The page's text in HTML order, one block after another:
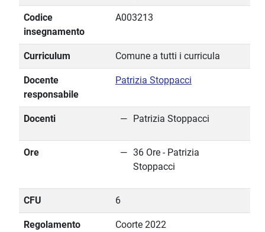
Codice
insegnamento
A003213
Curriculum Comune a tutti i curricula
Docente
responsabile
Patrizia Stoppacci
Docenti Patrizia Stoppacci
Ore
36 Ore - Patrizia
Stoppacci
CFU 6
Regolamento Coorte 2022